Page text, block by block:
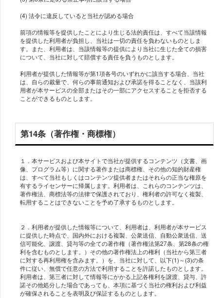
(4) 法令に違反していると当社が認める場合
前項の情報等を提供したことにより生じる法的責任は、すべて当該情報
を提供した利用者が負担し、当社は一切の責任を負わないものとしま
す。また、利用者は、当該情報等の提供により当社に生じた全ての損害
について、当社に対して賠償する責任を負うものとします。
利用者が提供した情報等が第1項各号のいずれかに該当する場合、当社
は、自らの裁量で、何らの事前通知および承諾を得ることなく、当該利
用者が本サービスの全部またはその一部にアクセスすることを拒否する
ことができるものとします。
第14条（著作権・商標権）
１．本サービスおよび本サイトで当社が提供するコンテンツ（文書、画
像、プログラム等）に関する著作または商標権、その他の知的財産権
は、すべて当社もしくはコンテンツ提供者またはそれらの正当な権原を
有するライセンサーに帰属します。利用者は、これらのコンテンツは、
著作権法、商標法等の法律で保護されており、権利者の許可なく複製、
転用することはできないことを予め了承するものとします。
２．利用者が提供した情報等について、利用者は、利用者が本サービス
に提供した時点で、国内外における複製、公衆送信、自動公衆送信、送
信可能化、譲渡、貸与等の全ての著作権（著作権法第27条、第28条の権
利を含むものとします。）その他の著作権法上の権利（当社から第三者
に対する再利用権を含みます。）を、当社に対して、以下(1)～(3)の条
件に従い、無償で任意の方法で利用することを許諾したものとします。
利用者は、第三者に対して情報等にかかる上記各権利を譲渡、貸与、許
諾その他処分した場合であっても、本項に基づく当社の権利および利益
が確保されることを表明及び保証するものとします。